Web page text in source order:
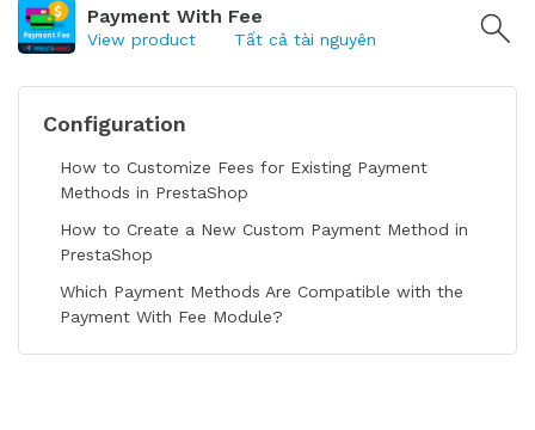
Payment With Fee
View product Tất cả tài nguyên
Configuration
How to Customize Fees for Existing Payment
Methods in PrestaShop
How to Create a New Custom Payment Method in
PrestaShop
Which Payment Methods Are Compatible with the
Payment With Fee Module?